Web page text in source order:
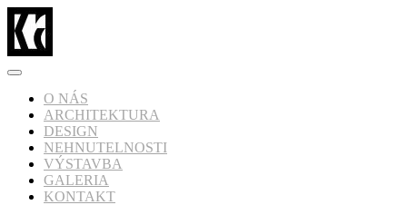
Skip
to
content
karpatský ateliér
architektúra_design_web_foto
O NÁS
ARCHITEKTURA
DESIGN
NEHNUTELNOSTI
VÝSTAVBA
GALERIA
KONTAKT